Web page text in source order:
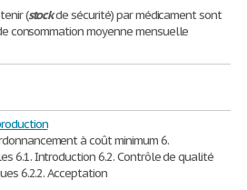
(stockde sécurité) par médicament sont
consommation moyenne mensuelle
à coût minimum 6.
6.1. Introduction 6.2. Contrôle de qualité
6.2.2. Acceptation